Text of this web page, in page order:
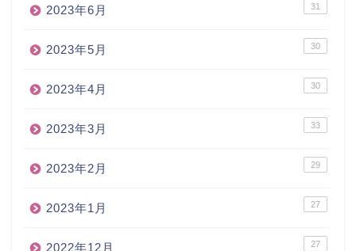
2023年6月 31
2023年5月 30
2023年4月 30
2023年3月 33
2023年2月 29
2023年1月 27
2022年12月 27